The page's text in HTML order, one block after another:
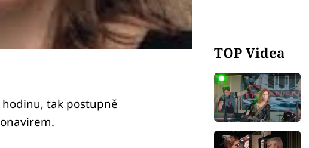
tak postupně
TOP Videa